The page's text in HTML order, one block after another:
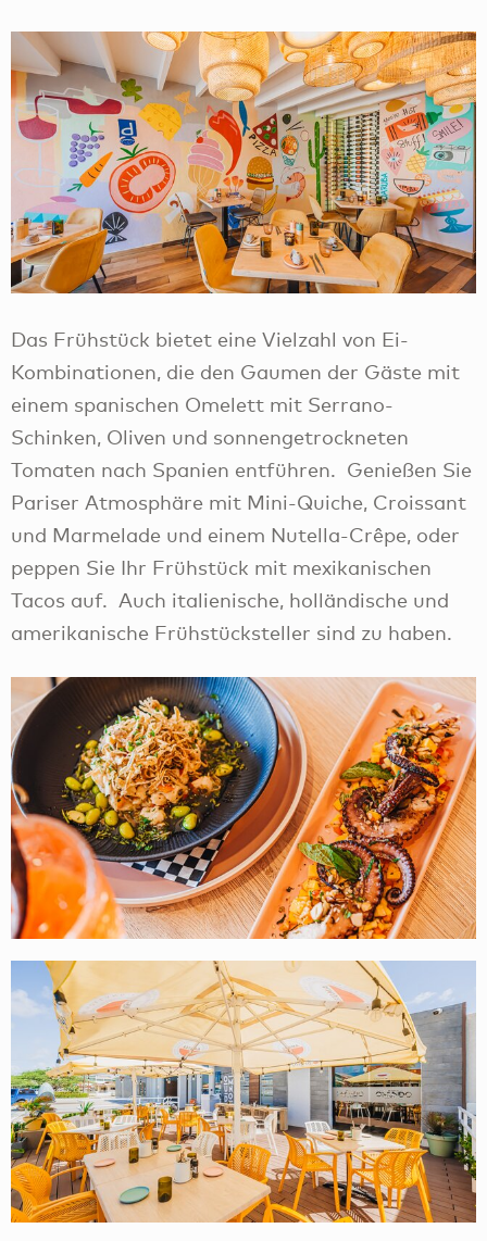
Das Frühstück bietet eine Vielzahl von Ei-
Kombinationen, die den Gaumen der Gäste mit
einem spanischen Omelett mit Serrano-
Schinken, Oliven und sonnengetrockneten
Tomaten nach Spanien entführen. Genießen Sie
Pariser Atmosphäre mit Mini-Quiche, Croissant
und Marmelade und einem Nutella-Crêpe, oder
peppen Sie Ihr Frühstück mit mexikanischen
Tacos auf. Auch italienische, holländische und
amerikanische Frühstücksteller sind zu haben.